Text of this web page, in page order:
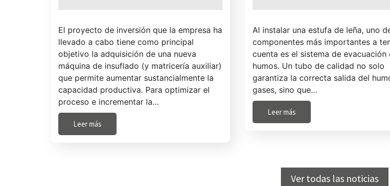
El proyecto de inversión que la empresa ha
llevado a cabo tiene como principal
objetivo la adquisición de una nueva
máquina de insuflado (y matricería auxiliar)
que permite aumentar sustancialmente la
capacidad productiva. Para optimizar el
proceso e incrementar la…
Leer más
Al instalar una estufa de leña, uno
componentes más importantes a
cuenta es el sistema de evacuación
humos. Un tubo de calidad no solo
garantiza la correcta salida del
gases, sino que…
Leer más
Ver todas las noticias